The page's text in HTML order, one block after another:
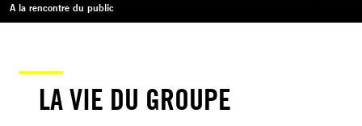
A la rencontre du public
LA VIE DU GROUPE